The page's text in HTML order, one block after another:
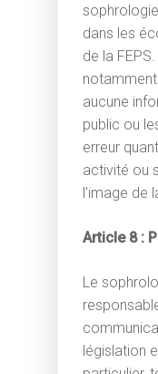
dans les
de la
aucune
public ou
erreur
activité ou
l’image de
Article 8 :
Le
législation